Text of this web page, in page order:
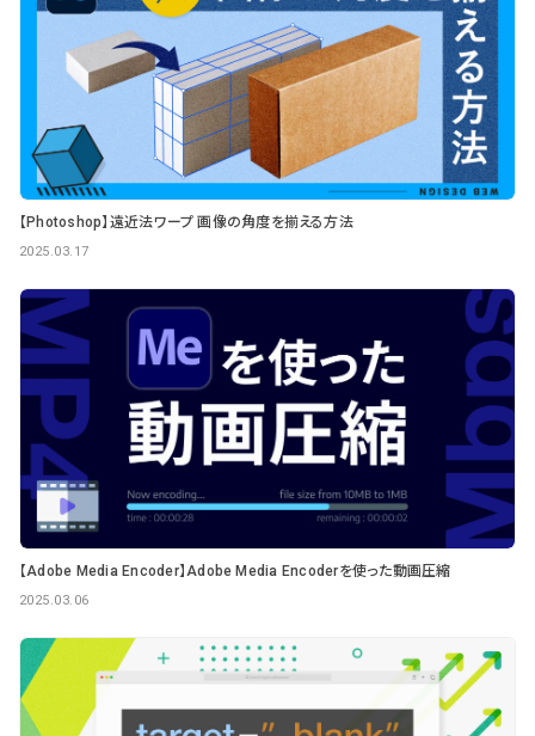
【Photoshop】遠近法ワープ 画像の角度を揃える方法
2025.03.17
【Adobe Media Encoder】Adobe Media Encoderを使った動画圧縮
2025.03.06